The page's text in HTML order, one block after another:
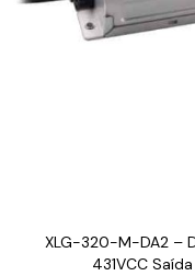
XLG-320-M-DA2 –
431VCC